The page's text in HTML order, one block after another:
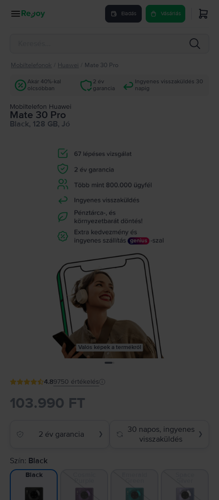
Eladás Vásárlás
Mobiltelefonok Huawei Mate 30 Pro
Akár 40%-kal
olcsóbban
2 év
garancia
Ingyenes visszaküldés 30
napig
Mobiltelefon Huawei
Mate 30 Pro
Black, 128 GB, Jó
Valós képek a termékről
4.89750 értékelés
103.990 FT
2 év garancia ❯
30 napos, ingyenes
visszaküldés
❯
Szín: Black
Black